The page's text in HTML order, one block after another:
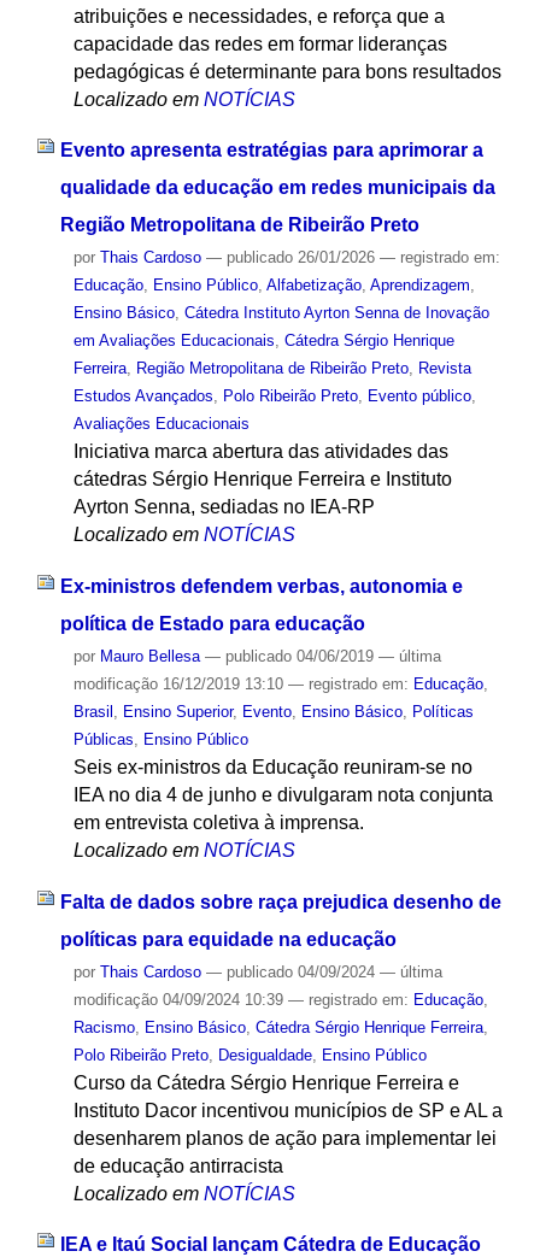
atribuições e necessidades, e reforça que a
capacidade das redes em formar lideranças
pedagógicas é determinante para bons resultados
Localizado em NOTÍCIAS
Evento apresenta estratégias para aprimorar a
qualidade da educação em redes municipais da
Região Metropolitana de Ribeirão Preto
por Thais Cardoso — publicado26/01/2026 — registrado em:
Educação, Ensino Público, Alfabetização, Aprendizagem,
Ensino Básico, Cátedra Instituto Ayrton Senna de Inovação
em Avaliações Educacionais, Cátedra Sérgio Henrique
Ferreira, Região Metropolitana de Ribeirão Preto, Revista
Estudos Avançados, Polo Ribeirão Preto, Evento público,
Avaliações Educacionais
Iniciativa marca abertura das atividades das
cátedras Sérgio Henrique Ferreira e Instituto
Ayrton Senna, sediadas no IEA-RP
Localizado em NOTÍCIAS
Ex-ministros defendem verbas, autonomia e
política de Estado para educação
por Mauro Bellesa — publicado04/06/2019 — última
modificação16/12/2019 13:10 — registrado em: Educação,
Brasil , Ensino Superior, Evento, Ensino Básico, Políticas
Públicas, Ensino Público
Seis ex-ministros da Educação reuniram-se no
IEA no dia 4 de junho e divulgaram nota conjunta
em entrevista coletiva à imprensa.
Localizado em NOTÍCIAS
Falta de dados sobre raça prejudica desenho de
políticas para equidade na educação
por Thais Cardoso — publicado04/09/2024 — última
modificação04/09/2024 10:39 — registrado em: Educação,
Racismo, Ensino Básico, Cátedra Sérgio Henrique Ferreira,
Polo Ribeirão Preto, Desigualdade, Ensino Público
Curso da Cátedra Sérgio Henrique Ferreira e
Instituto Dacor incentivou municípios de SP e AL a
desenharem planos de ação para implementar lei
de educação antirracista
Localizado em NOTÍCIAS
IEA e Itaú Social lançam Cátedra de Educação